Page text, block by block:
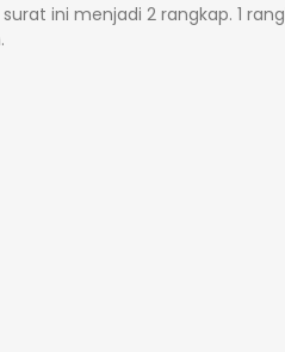
ini menjadi 2 rangkap. 1